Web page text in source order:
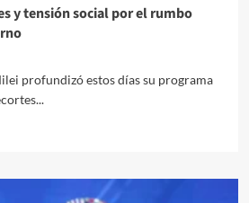
y tensión social por el rumbo
profundizó estos días su programa